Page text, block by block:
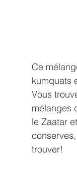
Ce
kumquats
Vous
mélanges
le Zaatar
trouver!